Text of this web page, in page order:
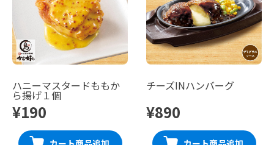
ハニーマスタードももか
ら揚げ１個
¥190
チーズINハンバーグ
¥890